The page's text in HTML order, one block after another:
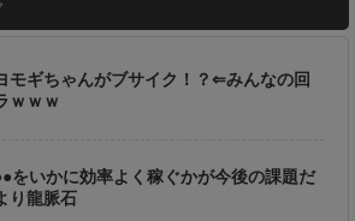
u
e
モギちゃんがブサイク！？⇐みんなの回
ｗｗｗ
をいかに効率よく稼ぐかが今後の課題だ
り龍脈石